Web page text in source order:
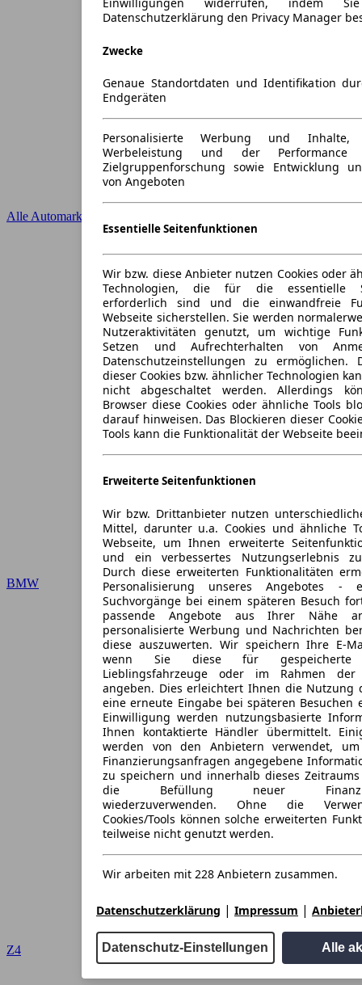
Einwilligungen widerrufen, indem
Datenschutzerklärung den Privacy Manager
Zwecke
Genaue Standortdaten und Identifikation
Endgeräten
Personalisierte Werbung und Inhalte,
Werbeleistung und der
Zielgruppenforschung sowie Entwicklung
von Angeboten
Essentielle Seitenfunktionen
Wir bzw. diese Anbieter nutzen Cookies oder
Technologien, die für die essentielle
erforderlich sind und die einwandfreie
Webseite sicherstellen. Sie werden
Nutzeraktivitäten genutzt, um wichtige
Setzen und Aufrechterhalten von
Datenschutzeinstellungen zu ermöglichen.
dieser Cookies bzw. ähnlicher Technologien
nicht abgeschaltet werden. Allerdings
Browser diese Cookies oder ähnliche Tools
darauf hinweisen. Das Blockieren dieser
Tools kann die Funktionalität der Webseite
Erweiterte Seitenfunktionen
Wir bzw. Drittanbieter nutzen
Mittel, darunter u.a. Cookies und ähnliche
Webseite, um Ihnen erweiterte
und ein verbessertes Nutzungserlebnis
Durch diese erweiterten Funktionalitäten
Personalisierung unseres Angebotes
Suchvorgänge bei einem späteren Besuch
passende Angebote aus Ihrer Nähe
personalisierte Werbung und Nachrichten
diese auszuwerten. Wir speichern Ihre E-
wenn Sie diese für gespeicherte
Lieblingsfahrzeuge oder im Rahmen der
angeben. Dies erleichtert Ihnen die Nutzung
eine erneute Eingabe bei späteren
Einwilligung werden nutzungsbasierte
Ihnen kontaktierte Händler übermittelt.
werden von den Anbietern verwendet,
Finanzierungsanfragen angegebene
zu speichern und innerhalb dieses
die Befüllung neuer
wiederzuverwenden. Ohne die
Cookies/Tools können solche erweiterten
teilweise nicht genutzt werden.
Wir arbeiten mit 228 Anbietern zusammen.
Datenschutzerklärung | Impressum |
Datenschutz-Einstellungen Alle
Alle Automarken
BMW
Z4